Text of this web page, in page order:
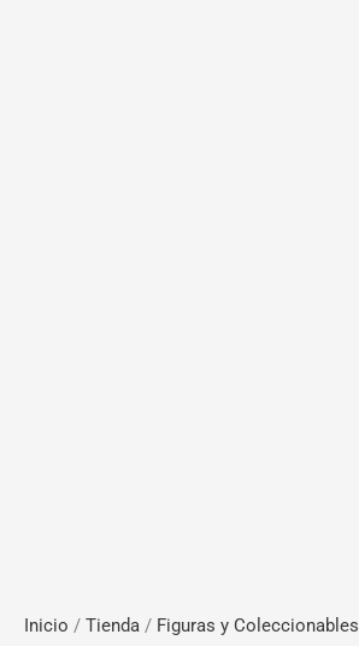
Inicio / Tienda / Figuras y Coleccionables